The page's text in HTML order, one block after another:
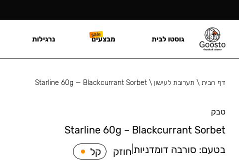
דף הבית\ תערובת לעישון \
Starline 60g — Blackcurrant Sorbet
טבק
Starline 60g – Blackcurrant Sorbet
בטעם: סורבה דומדניות חוזק קל
גוסטו לבית מבצעים נרגילות